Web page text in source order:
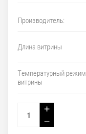
Производитель:
Длина витрины
Температурный режим
витрины
+
−